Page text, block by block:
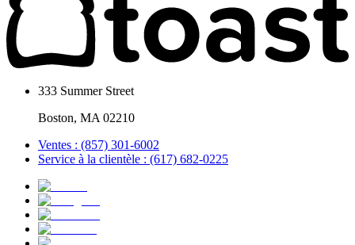
333 Summer Street
Boston, MA 02210
Ventes : (857) 301-6002
Service à la clientèle : (617) 682-0225